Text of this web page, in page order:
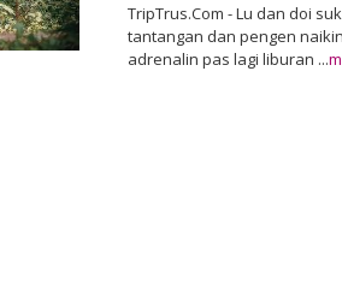
TripTrus.Com - Lu dan doi
tantangan dan pengen
adrenalin pas lagi liburan ...